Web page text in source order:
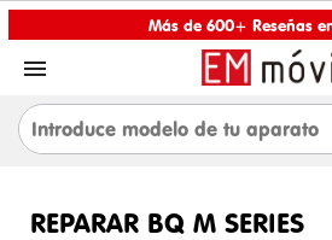
Más de 600+ Reseñas

REPARAR BQ M SERIES